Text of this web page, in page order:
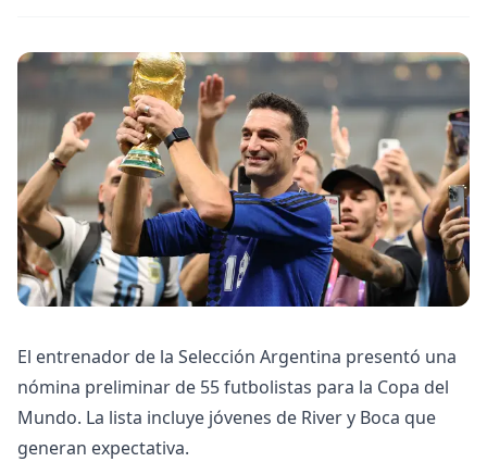
El entrenador de la Selección Argentina presentó una
nómina preliminar de 55 futbolistas para la Copa del
Mundo. La lista incluye jóvenes de River y Boca que
generan expectativa.